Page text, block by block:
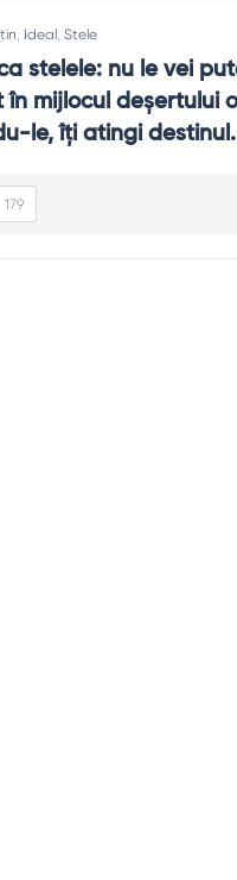
, Ideal, Stele
stelele: nu le vei
în mijlocul deşertului
le, îţi atingi destinul.
179